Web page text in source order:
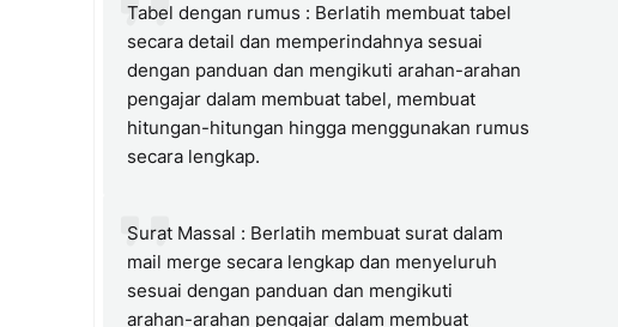
Tabel dengan rumus : Berlatih membuat tabel
secara detail dan memperindahnya sesuai
dengan panduan dan mengikuti arahan-arahan
pengajar dalam membuat tabel, membuat
hitungan-hitungan hingga menggunakan rumus
secara lengkap.
Surat Massal : Berlatih membuat surat dalam
mail merge secara lengkap dan menyeluruh
sesuai dengan panduan dan mengikuti
arahan-arahan pengajar dalam membuat